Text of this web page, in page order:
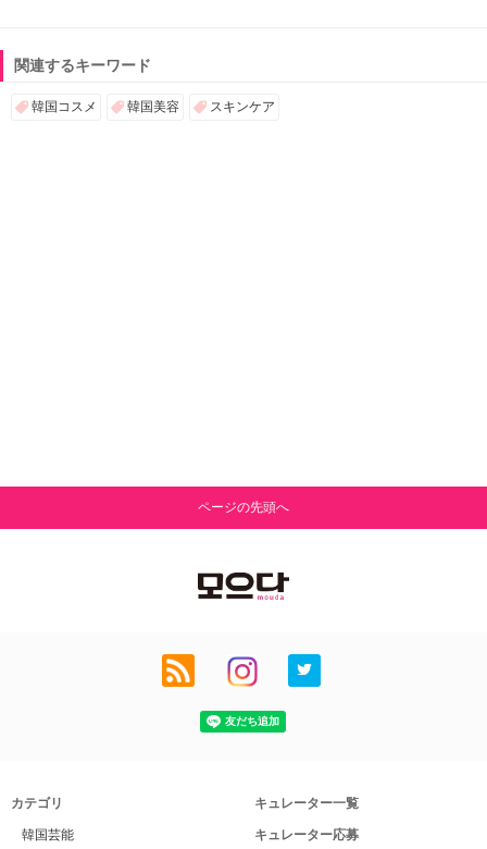
関連するキーワード
韓国コスメ 韓国美容 スキンケア
ページの先頭へ
カテゴリ
韓国芸能
キュレーター一覧
キュレーター応募